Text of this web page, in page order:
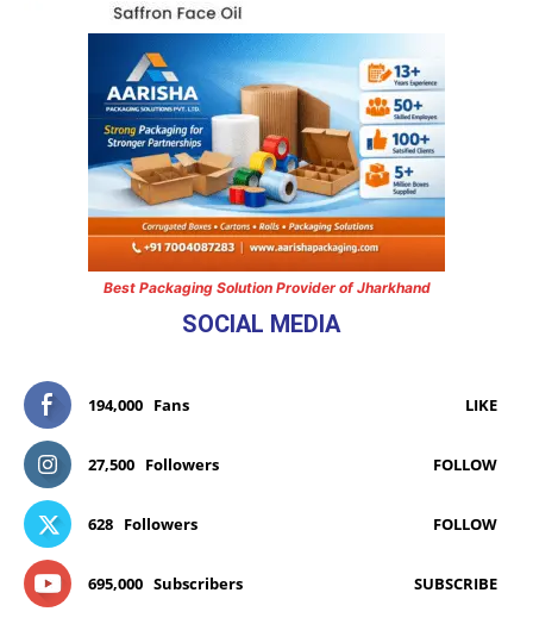
Best Packaging Solution Provider of Jharkhand
SOCIAL MEDIA
194,000 Fans LIKE
27,500 Followers FOLLOW
628 Followers FOLLOW
695,000 Subscribers SUBSCRIBE